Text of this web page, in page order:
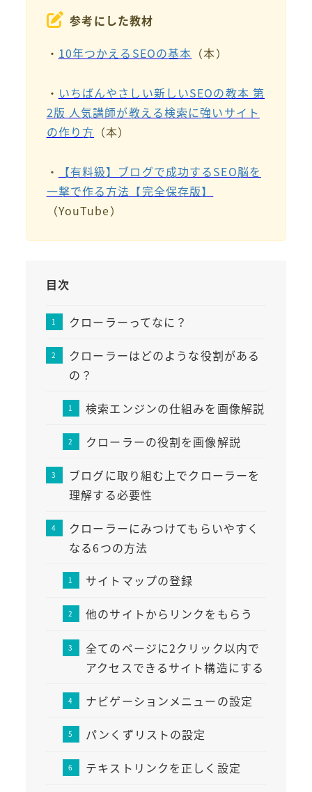
参考にした教材
・ 10年つかえるSEOの基本 （本）
・ いちばんやさしい新しいSEOの教本 第
2版 人気講師が教える検索に強いサイト
の作り方 （本）
・
【有料級】ブログで成功するSEO脳を
一撃で作る方法【完全保存版】
（YouTube）
目次
クローラーってなに？
クローラーはどのような役割がある
の？
検索エンジンの仕組みを画像解説
クローラーの役割を画像解説
ブログに取り組む上でクローラーを
理解する必要性
クローラーにみつけてもらいやすく
なる6つの方法
サイトマップの登録
他のサイトからリンクをもらう
全てのページに2クリック以内で
アクセスできるサイト構造にする
ナビゲーションメニューの設定
パンくずリストの設定
テキストリンクを正しく設定